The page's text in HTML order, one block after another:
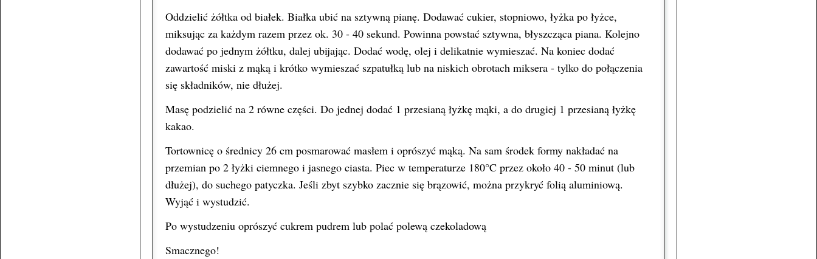
Oddzielić żółtka od białek. Białka ubić na sztywną pianę. Dodawać cukier, stopniowo, łyżka po łyżce,
miksując za każdym razem przez ok. 30 - 40 sekund. Powinna powstać sztywna, błyszcząca piana. Kolejno
dodawać po jednym żółtku, dalej ubijając. Dodać wodę, olej i delikatnie wymieszać. Na koniec dodać
zawartość miski z mąką i krótko wymieszać szpatułką lub na niskich obrotach miksera - tylko do połączenia
się składników, nie dłużej.
Masę podzielić na 2 równe części. Do jednej dodać 1 przesianą łyżkę mąki, a do drugiej 1 przesianą łyżkę
kakao.
Tortownicę o średnicy 26 cm posmarować masłem i oprószyć mąką. Na sam środek formy nakładać na
przemian po 2 łyżki ciemnego i jasnego ciasta. Piec w temperaturze 180°C przez około 40 - 50 minut (lub
dłużej), do suchego patyczka. Jeśli zbyt szybko zacznie się brązowić, można przykryć folią aluminiową.
Wyjąć i wystudzić.
Po wystudzeniu oprószyć cukrem pudrem lub polać polewą czekoladową
Smacznego!